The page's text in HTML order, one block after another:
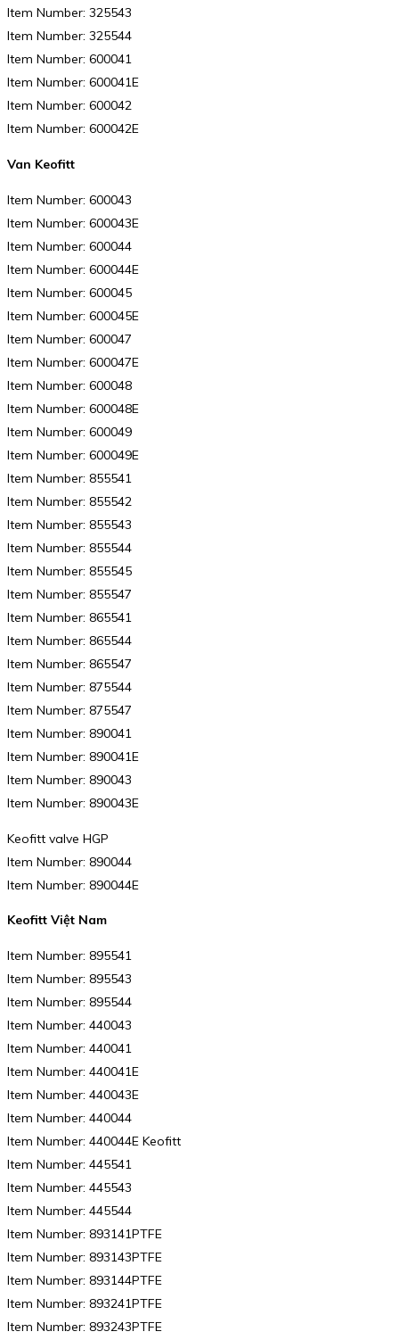
Item Number: 325543
Item Number: 325544
Item Number: 600041
Item Number: 600041E
Item Number: 600042
Item Number: 600042E
Van Keofitt
Item Number: 600043
Item Number: 600043E
Item Number: 600044
Item Number: 600044E
Item Number: 600045
Item Number: 600045E
Item Number: 600047
Item Number: 600047E
Item Number: 600048
Item Number: 600048E
Item Number: 600049
Item Number: 600049E
Item Number: 855541
Item Number: 855542
Item Number: 855543
Item Number: 855544
Item Number: 855545
Item Number: 855547
Item Number: 865541
Item Number: 865544
Item Number: 865547
Item Number: 875544
Item Number: 875547
Item Number: 890041
Item Number: 890041E
Item Number: 890043
Item Number: 890043E
Keofitt valve HGP
Item Number: 890044
Item Number: 890044E
Keofitt Việt Nam
Item Number: 895541
Item Number: 895543
Item Number: 895544
Item Number: 440043
Item Number: 440041
Item Number: 440041E
Item Number: 440043E
Item Number: 440044
Item Number: 440044E Keofitt
Item Number: 445541
Item Number: 445543
Item Number: 445544
Item Number: 893141PTFE
Item Number: 893143PTFE
Item Number: 893144PTFE
Item Number: 893241PTFE
Item Number: 893243PTFE